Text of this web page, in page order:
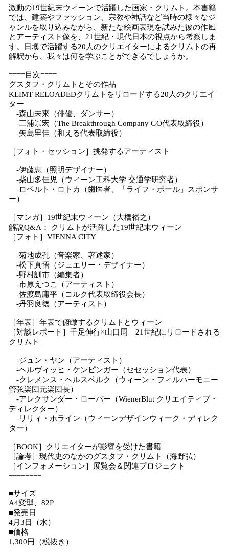
激動の19世紀末ウィーンで活躍した画家・クリムト。本書籍
では、建築やファッション、宗教や神話など当時の様々なジ
ャンルを取り込みながら、新たな絵画表現を試みた彼の作風
とアーティスト像を、21世紀・現代日本の視点から考察しま
す。日墺で活躍する20人のクリエイターによるクリムトの再
解釈から、我々は何を学ぶことができるでしょうか。
====目次====
グスタフ・クリムトとその作品
KLIMT RELOADEDクリムトをリロードする20人のクリエイ
ター
-森山未來（俳優、ダンサー）
-三浦崇宏（The Breakthrough Company GO代表取締役）
-矢島里佳（和える代表取締役）
［フォト・セッション］挑発するアーティスト
-伊藤恵（照明デザイナー）
-柴山多佳児（ウィーン工科大学 交通学研究者）
-ロベルト・ロトカ（歯医者、「ライフ・ボール」スポンサ
ー）
［マンガ］19世紀末ウィーン（大橋裕之）
解説Q&A： クリムトが活躍した19世紀末ウィーン
［フォト］VIENNA CITY
-菊地成孔（音楽家、著述家）
-松下真悟（ジュエリー・デザイナー）
-野村訓市（編集者）
-市原えつこ（アーティスト）
-佐渡島庸平（コルク代表取締役会長）
-丹羽良徳（アーティスト）
［年表］年表で俯瞰するクリムトとウィーン
［対談レポート］千足伸行×山口周 21世紀にリロードされる
クリムト
-ジュン・ヤン（アーティスト）
-ヘルヴィッヒ・ケンピンガー（セセッション代表）
-クレメンス・ヘルスベルク（ウィーン・フィルハーモニー
管弦楽団元楽団長）
-アレクサンダー・ローバー（WienerBlut クリエイティブ・
ディレクター）
-リリィ・ホライン（ウィーンデザインウィーク・ディレク
ター）
［BOOK］クリエイターが影響を受けた書籍
［論考］現代史のなかのグスタフ・クリムト（海野弘）
［インフォメーション］展覧会＆関連プロジェクト
========
■サイズ
A4変型、82P
■発売日
4月3日（水）
■価格
1,300円（税抜き）